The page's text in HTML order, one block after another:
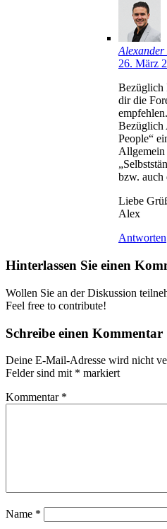
26. März
Bezüglich
dir die
empfehlen.
Bezüglich
People“
Allgemein
bzw. auch
Liebe
Alex
Antworten
Hinterlassen Sie einen
Wollen Sie an der Diskussion
Feel free to contribute!
Schreibe einen Kommentar
Deine E-Mail-Adresse wird nicht
Felder sind mit * markiert
Kommentar *
Name *